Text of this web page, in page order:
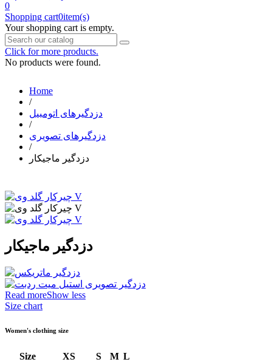
0
Shopping cart0item(s)
Your shopping cart is empty.
Click for more products.
No products were found.
Home
/
دزدگیرهای اتومبیل
/
دزدگیرهای تصویری
/
دزدگیر ماجیکار
دزدگیر ماجیکار
Read moreShow less
Size chart
Women's clothing size
Size XS S M L